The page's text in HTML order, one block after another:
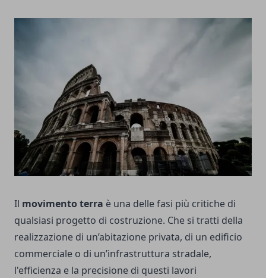
Il movimento terra è una delle fasi più critiche di
qualsiasi progetto di costruzione. Che si tratti della
realizzazione di un’abitazione privata, di un edificio
commerciale o di un’infrastruttura stradale,
l'efficienza e la precisione di questi lavori